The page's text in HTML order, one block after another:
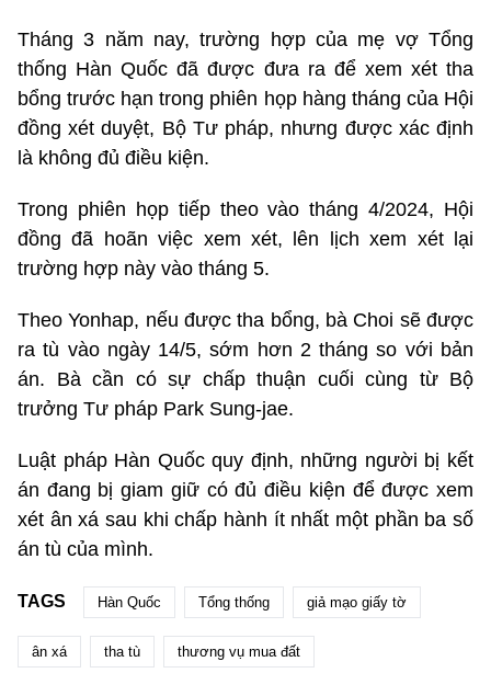
Tháng 3 năm nay, trường hợp của mẹ vợ Tổng
thống Hàn Quốc đã được đưa ra để xem xét tha
bổng trước hạn trong phiên họp hàng tháng của Hội
đồng xét duyệt, Bộ Tư pháp, nhưng được xác định
là không đủ điều kiện.
Trong phiên họp tiếp theo vào tháng 4/2024, Hội
đồng đã hoãn việc xem xét, lên lịch xem xét lại
trường hợp này vào tháng 5.
Theo Yonhap, nếu được tha bổng, bà Choi sẽ được
ra tù vào ngày 14/5, sớm hơn 2 tháng so với bản
án. Bà cần có sự chấp thuận cuối cùng từ Bộ
trưởng Tư pháp Park Sung-jae.
Luật pháp Hàn Quốc quy định, những người bị kết
án đang bị giam giữ có đủ điều kiện để được xem
xét ân xá sau khi chấp hành ít nhất một phần ba số
án tù của mình.
TAGS Hàn Quốc Tổng thống giả mạo giấy tờ
ân xá tha tù thương vụ mua đất